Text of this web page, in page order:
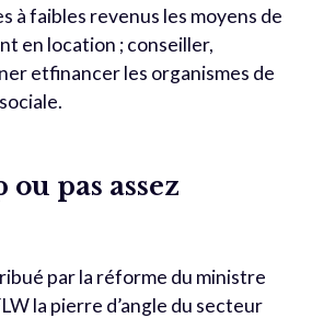
à faibles revenus les moyens de
en location ; conseiller,
etfinancer les organismes de
ou pas assez
par la réforme du ministre
la pierre d’angle du secteur